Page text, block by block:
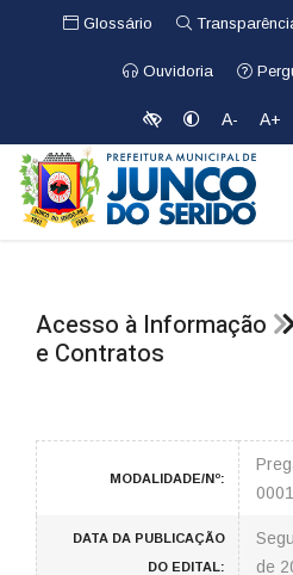
Glossário
Ouvidoria
A- A+
Acesso à Informação
e Contratos
MODALIDADE/Nº:
DATA DA PUBLICAÇÃO
DO EDITAL:
de